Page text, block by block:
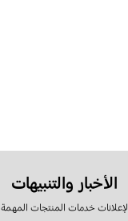
الأخبار والتنبيهات
لإعلانات خدمات المنتجات المهمة